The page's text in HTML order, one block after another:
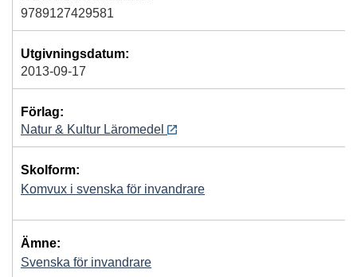
9789127429581
Utgivningsdatum:
2013-09-17
Förlag:
Natur & Kultur Läromedel
Skolform:
Komvux i svenska för invandrare
Ämne:
Svenska för invandrare